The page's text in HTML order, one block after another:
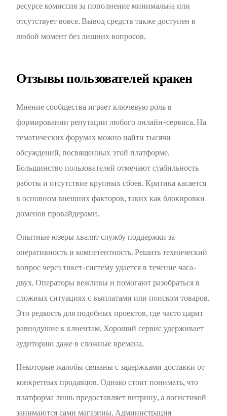
ресурсе комиссия за пополнение минимальна или
отсутствует вовсе. Вывод средств также доступен в
любой момент без лишних вопросов.
Отзывы пользователей кракен
Мнение сообщества играет ключевую роль в
формировании репутации любого онлайн-сервиса. На
тематических форумах можно найти тысячи
обсуждений, посвященных этой платформе.
Большинство пользователей отмечают стабильность
работы и отсутствие крупных сбоев. Критика касается
в основном внешних факторов, таких как блокировки
доменов провайдерами.
Опытные юзеры хвалят службу поддержки за
оперативность и компетентность. Решить технический
вопрос через тикет-систему удается в течение часа-
двух. Операторы вежливы и помогают разобраться в
сложных ситуациях с выплатами или поиском товаров.
Это редкость для подобных проектов, где часто царит
равнодушие к клиентам. Хороший сервис удерживает
аудиторию даже в сложные времена.
Некоторые жалобы связаны с задержками доставки от
конкретных продавцов. Однако стоит понимать, что
платформа лишь предоставляет витрину, а логистикой
занимаются сами магазины. Администрация